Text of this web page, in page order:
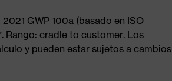
GWP 100a (basado en ISO
Rango: cradle to customer. Los
y pueden estar sujetos a cambios